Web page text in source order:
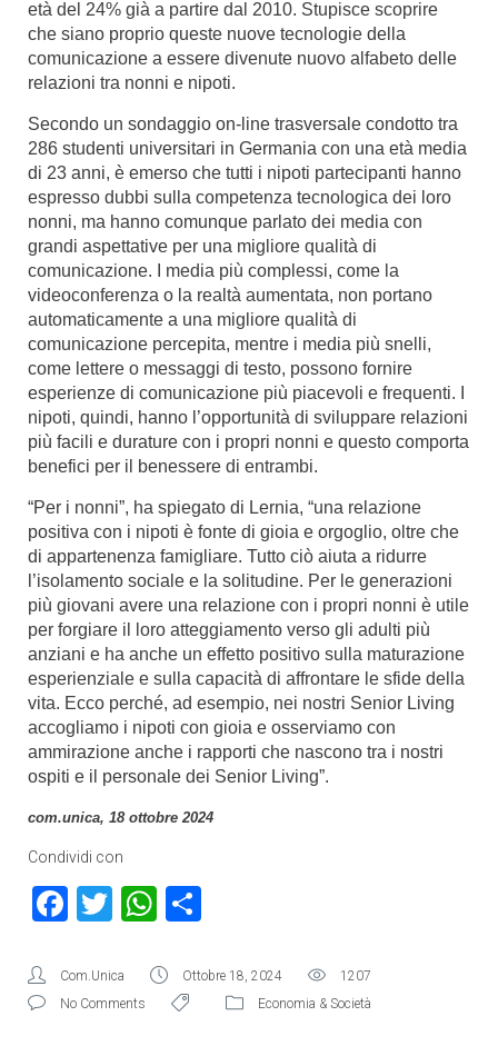
età del 24% già a partire dal 2010. Stupisce scoprire
che siano proprio queste nuove tecnologie della
comunicazione a essere divenute nuovo alfabeto delle
relazioni tra nonni e nipoti.
Secondo un sondaggio on-line trasversale condotto tra
286 studenti universitari in Germania con una età media
di 23 anni, è emerso che tutti i nipoti partecipanti hanno
espresso dubbi sulla competenza tecnologica dei loro
nonni, ma hanno comunque parlato dei media con
grandi aspettative per una migliore qualità di
comunicazione. I media più complessi, come la
videoconferenza o la realtà aumentata, non portano
automaticamente a una migliore qualità di
comunicazione percepita, mentre i media più snelli,
come lettere o messaggi di testo, possono fornire
esperienze di comunicazione più piacevoli e frequenti. I
nipoti, quindi, hanno l’opportunità di sviluppare relazioni
più facili e durature con i propri nonni e questo comporta
benefici per il benessere di entrambi.
“Per i nonni”, ha spiegato di Lernia, “una relazione
positiva con i nipoti è fonte di gioia e orgoglio, oltre che
di appartenenza famigliare. Tutto ciò aiuta a ridurre
l’isolamento sociale e la solitudine. Per le generazioni
più giovani avere una relazione con i propri nonni è utile
per forgiare il loro atteggiamento verso gli adulti più
anziani e ha anche un effetto positivo sulla maturazione
esperienziale e sulla capacità di affrontare le sfide della
vita. Ecco perché, ad esempio, nei nostri Senior Living
accogliamo i nipoti con gioia e osserviamo con
ammirazione anche i rapporti che nascono tra i nostri
ospiti e il personale dei Senior Living”.
com.unica, 18 ottobre 2024
Condividi con
Facebook
TwitterWhatsApp
Com.Unica Ottobre 18, 2024
1207
No Comments
Economia & Società